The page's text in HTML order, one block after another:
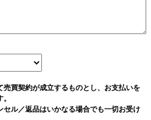
買契約が成立するものとし、お支払いを
ル／返品はいかなる場合でも一切お受け